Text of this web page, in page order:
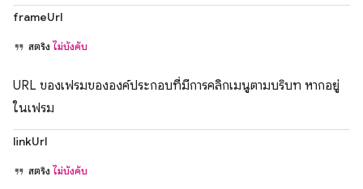
frameUrl
สตริง ไม่บังคับ
URL ของเฟรมขององค์ประกอบที่มีการคลิกเมนูตามบริบท หากอยู่
ในเฟรม
linkUrl
สตริง ไม่บังคับ